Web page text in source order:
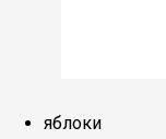
яблоки